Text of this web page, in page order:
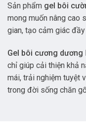
Sản phẩm gel bôi
mong muốn nâng cao
gian, tạo cảm giác
Gel bôi cương dương
chỉ giúp cải thiện khả
mái, trải nghiệm tuyệt
trong đời sống chăn